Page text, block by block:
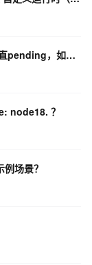
函数计算fc里，node20，使用axios.get发送一直pending，如何处理？
node18. ？
场景？